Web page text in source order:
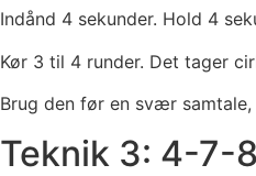
Indånd 4 sekunder. Hold 4
Kør 3 til 4 runder. Det tager
Brug den før en svær
Teknik 3: 4-7-